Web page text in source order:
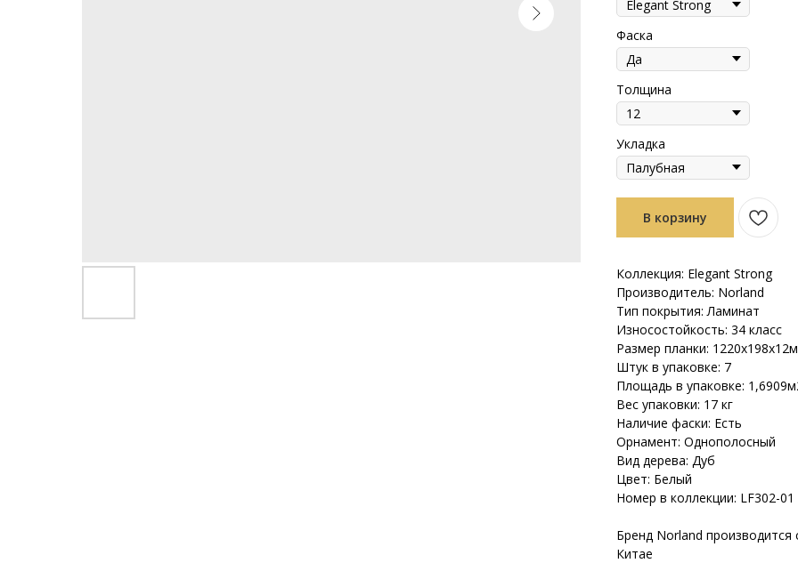
Фаска
Толщина
Укладка
В корзину
Коллекция: Elegant Strong
Производитель: Norland
Тип покрытия: Ламинат
Износостойкость: 34 класс
Размер планки:
Штук в упаковке: 7
Площадь в упаковке:
Вес упаковки: 17 кг
Наличие фаски: Есть
Орнамент: Однополосный
Вид дерева: Дуб
Цвет: Белый
Номер в коллекции: LF302-01
Бренд Norland производится
Китае